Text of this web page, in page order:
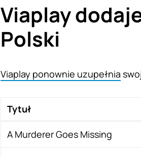
Viaplay
Polski
Viaplay ponownie uzupełnia
Tytuł
A Murderer Goes Missing